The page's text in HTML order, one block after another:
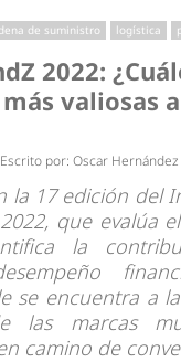
de suministro logística
2022:
valiosas
Escrito por: Oscar Hernández
la 17 edición del
que evalúa
la
se encuentra a
las marcas
camino de